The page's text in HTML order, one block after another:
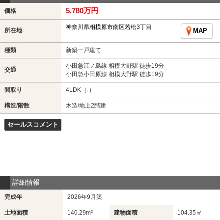
価格 5,780万円
所在地 神奈川県相模原市南区若松3丁目
MAP
種類 新築一戸建て
交通
小田急江ノ島線 相模大野駅 徒歩19分
小田急小田原線 相模大野駅 徒歩19分
間取り 4LDK（-）
構造/階数 木造/地上2階建
セールスコメント
詳細情報
完成年 2026年9月築
土地面積 140.29m² 建物面積 104.35㎡